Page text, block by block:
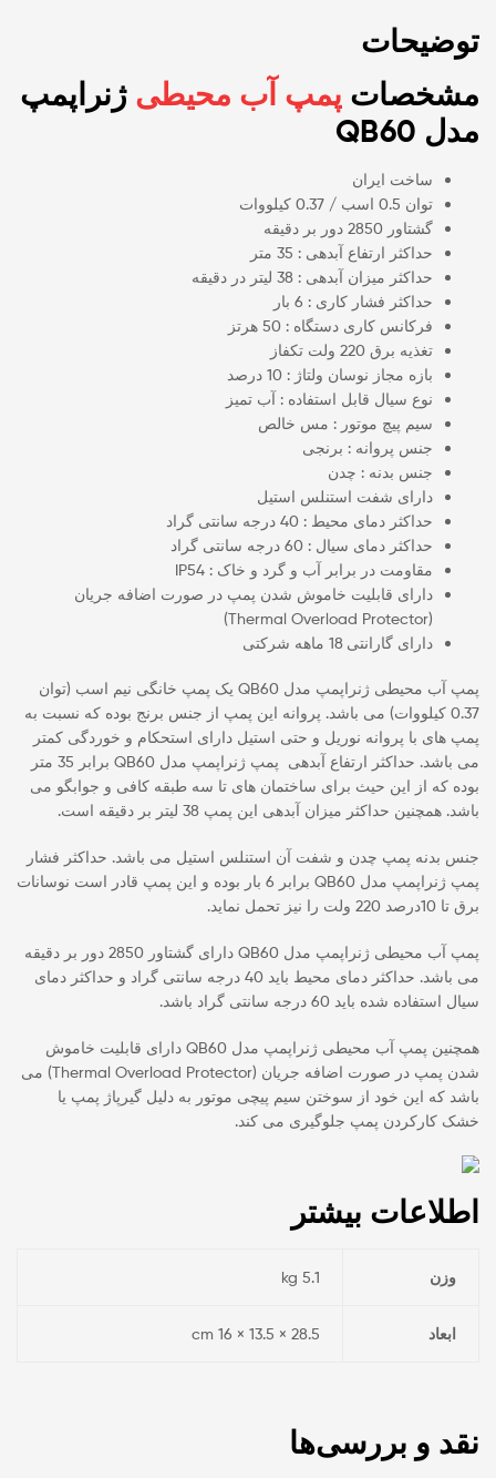
توضیحات
مشخصات پمپ آب محیطی ژنراپمپ
مدل QB60
ساخت ایران
توان 0.5 اسب / 0.37 کیلووات
گشتاور 2850 دور بر دقیقه
حداکثر ارتفاع آبدهی : 35 متر
حداکثر میزان آبدهی : 38 لیتر در دقیقه
حداکثر فشار کاری : 6 بار
فرکانس کاری دستگاه : 50 هرتز
تغذیه برق 220 ولت تکفاز
بازه مجاز نوسان ولتاژ : 10 درصد
نوع سیال قابل استفاده : آب تمیز
سیم پیچ موتور : مس خالص
جنس پروانه : برنجی
جنس بدنه : چدن
دارای شفت استنلس استیل
حداکثر دمای محیط : 40 درجه سانتی گراد
حداکثر دمای سیال : 60 درجه سانتی گراد
مقاومت در برابر آب و گرد و خاک : IP54
دارای قابلیت خاموش شدن پمپ در صورت اضافه جریان
(Thermal Overload Protector)
دارای گارانتی 18 ماهه شرکتی
پمپ آب محیطی ژنراپمپ مدل QB60 یک پمپ خانگی نیم اسب (توان
0.37 کیلووات) می باشد. پروانه این پمپ از جنس برنج بوده که نسبت به
پمپ های با پروانه نوریل و حتی استیل دارای استحکام و خوردگی کمتر
می باشد. حداکثر ارتفاع آبدهی پمپ ژنراپمپ مدل QB60 برابر 35 متر
بوده که از این حیث برای ساختمان های تا سه طبقه کافی و جوابگو می
باشد. همچنین حداکثر میزان آبدهی این پمپ 38 لیتر بر دقیقه است.
جنس بدنه پمپ چدن و شفت آن استنلس استیل می باشد. حداکثر فشار
پمپ ژنراپمپ مدل QB60 برابر 6 بار بوده و این پمپ قادر است نوسانات
برق تا 10درصد 220 ولت را نیز تحمل نماید.
پمپ آب محیطی ژنراپمپ مدل QB60 دارای گشتاور 2850 دور بر دقیقه
می باشد. حداکثر دمای محیط باید 40 درجه سانتی گراد و حداکثر دمای
سیال استفاده شده باید 60 درجه سانتی گراد باشد.
همچنین پمپ آب محیطی ژنراپمپ مدل QB60 دارای قابلیت خاموش
شدن پمپ در صورت اضافه جریان (Thermal Overload Protector) می
باشد که این خود از سوختن سیم پیچی موتور به دلیل گیرپاژ پمپ یا
خشک کارکردن پمپ جلوگیری می کند.
اطلاعات بیشتر
وزن 5.1 kg
ابعاد 28.5 × 13.5 × 16 cm
نقد و بررسی‌ها